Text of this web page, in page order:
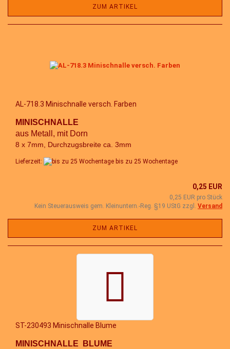
ZUM ARTIKEL
AL-718.3 Minischnalle versch. Farben
MINISCHNALLE
aus Metall, mit Dorn
8 x 7mm, Durchzugsbreite ca. 3mm
Lieferzeit: bis zu 25 Wochentage
0,25 EUR
0,25 EUR pro Stück
Kein Steuerausweis gem. Kleinuntern.-Reg. §19 UStG zzgl. Versand
ZUM ARTIKEL
ST-230493 Minischnalle Blume
MINISCHNALLE BLUME